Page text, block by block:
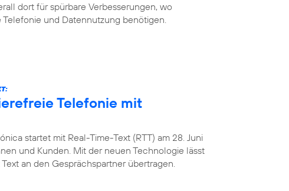
dort für spürbare Verbesserungen, wo
und Datennutzung benötigen.
Telefonie mit
startet mit Real-Time-Text (RTT) am 28. Juni
und Kunden. Mit der neuen Technologie lässt
an den Gesprächspartner übertragen.